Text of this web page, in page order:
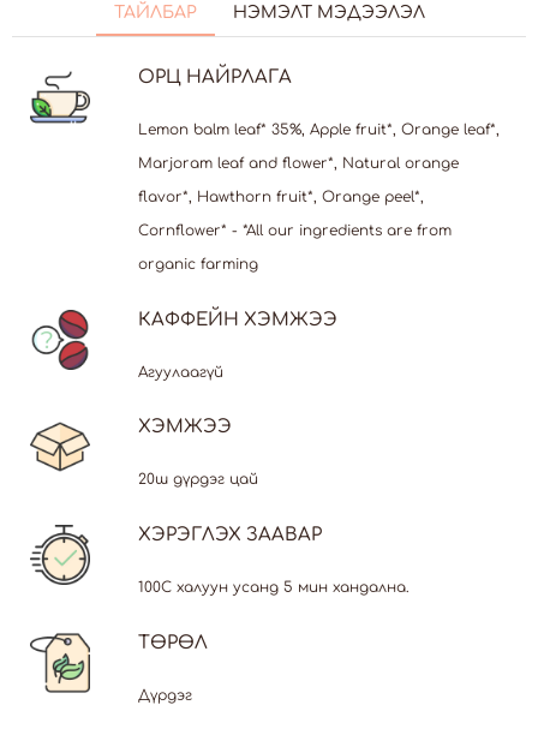
ТАЙЛБАР НЭМЭЛТ МЭДЭЭЛЭЛ
ОРЦ НАЙРЛАГА
Lemon balm leaf* 35%, Apple fruit*, Orange leaf*,
Marjoram leaf and flower*, Natural orange
flavor*, Hawthorn fruit*, Orange peel*,
Cornflower* - *All our ingredients are from
organic farming
КАФФЕЙН ХЭМЖЭЭ
Агуулаагүй
ХЭМЖЭЭ
20ш дүрдэг цай
ХЭРЭГЛЭХ ЗААВАР
100С халуун усанд 5 мин хандална.
ТӨРӨЛ
Дүрдэг